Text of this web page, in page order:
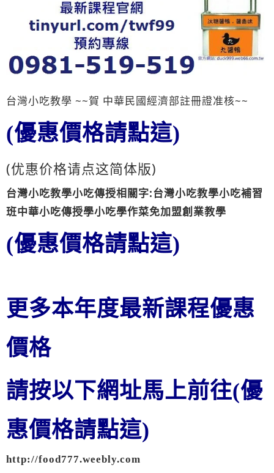
台灣小吃教學 ~~賀 中華民國經濟部註冊證准核~~
(優惠價格請點這)
(优惠价格请点这简体版)
台灣小吃教學小吃傳授相關字:台灣小吃教學小吃補習
班中華小吃傳授學小吃學作菜免加盟創業教學
(優惠價格請點這)
更多本年度最新課程優惠
價格
請按以下網址馬上前往(優
惠價格請點這)
http://food777.weebly.com